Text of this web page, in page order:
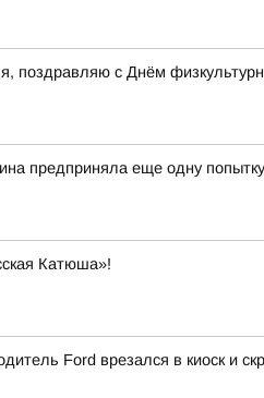
поздравляю с Днём
предприняла еще одну
Катюша»!
Ford врезался в киоск и